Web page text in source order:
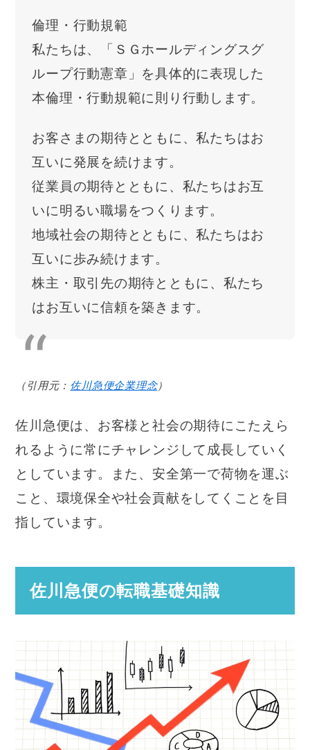
倫理・行動規範
私たちは、「ＳＧホールディングスグ
ループ行動憲章」を具体的に表現した
本倫理・行動規範に則り行動します。
お客さまの期待とともに、私たちはお
互いに発展を続けます。
従業員の期待とともに、私たちはお互
いに明るい職場をつくります。
地域社会の期待とともに、私たちはお
互いに歩み続けます。
株主・取引先の期待とともに、私たち
はお互いに信頼を築きます。
（引用元： 佐川急便企業理念）
佐川急便は、お客様と社会の期待にこたえら
れるように常にチャレンジして成長していく
としています。また、安全第一で荷物を運ぶ
こと、環境保全や社会貢献をしてくことを目
指しています。
佐川急便の転職基礎知識